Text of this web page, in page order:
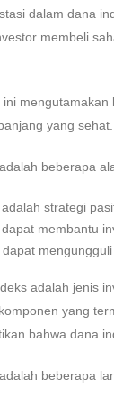
dalam dana
membeli
ini
yang sehat.
beberapa
adalah strategi
dapat membantu
dapat
adalah jenis
yang
bahwa dana
beberapa